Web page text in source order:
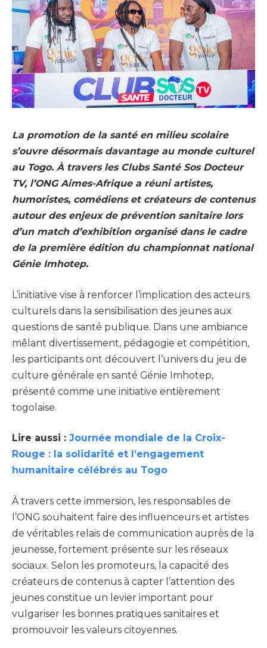
La promotion de la santé en milieu scolaire
s’ouvre désormais davantage au monde culturel
au Togo. À travers les Clubs Santé Sos Docteur
TV, l’ONG Aimes-Afrique a réuni artistes,
humoristes, comédiens et créateurs de contenus
autour des enjeux de prévention sanitaire lors
d’un match d’exhibition organisé dans le cadre
de la première édition du championnat national
Génie Imhotep.
L’initiative vise à renforcer l’implication des acteurs
culturels dans la sensibilisation des jeunes aux
questions de santé publique. Dans une ambiance
mêlant divertissement, pédagogie et compétition,
les participants ont découvert l’univers du jeu de
culture générale en santé Génie Imhotep,
présenté comme une initiative entièrement
togolaise.
Lire aussi : Journée mondiale de la Croix-
Rouge : la solidarité et l’engagement
humanitaire célébrés au Togo
À travers cette immersion, les responsables de
l’ONG souhaitent faire des influenceurs et artistes
de véritables relais de communication auprès de la
jeunesse, fortement présente sur les réseaux
sociaux. Selon les promoteurs, la capacité des
créateurs de contenus à capter l’attention des
jeunes constitue un levier important pour
vulgariser les bonnes pratiques sanitaires et
promouvoir les valeurs citoyennes.